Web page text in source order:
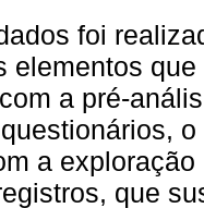
foi
elementos
a pré-
a
que